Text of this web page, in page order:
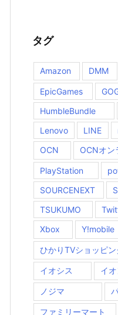
タグ
Amazon DMM
EpicGames
HumbleBundle
Lenovo
LINE
OCN
OCNオン
PlayStation
SOURCENEXT
TSUKUMO
Xbox
Y!mobile
ひかりTVショッピン
イオシス イ
ノジマ
ファミリーマート